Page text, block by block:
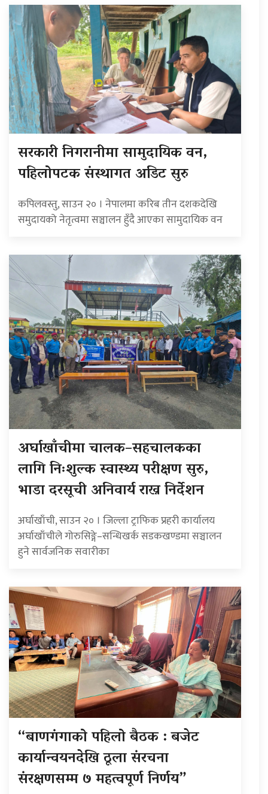
सरकारी निगरानीमा सामुदायिक वन,
पहिलोपटक संस्थागत अडिट सुरु
कपिलवस्तु, साउन २० । नेपालमा करिब तीन दशकदेखि
समुदायको नेतृत्वमा सञ्चालन हुँदै आएका सामुदायिक वन
अर्घाखाँचीमा चालक–सहचालकका
लागि निःशुल्क स्वास्थ्य परीक्षण सुरु,
भाडा दरसूची अनिवार्य राख्न निर्देशन
अर्घाखाँची, साउन २० । जिल्ला ट्राफिक प्रहरी कार्यालय
अर्घाखाँचीले गोरुसिङ्गे–सन्धिखर्क सडकखण्डमा सञ्चालन
हुने सार्वजनिक सवारीका
“बाणगंगाको पहिलो बैठक : बजेट
कार्यान्वयनदेखि ठूला संरचना
संरक्षणसम्म ७ महत्वपूर्ण निर्णय”